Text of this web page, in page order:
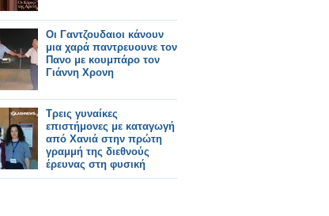
Οι Γαντζουδαιοι κάνουν
μια χαρά παντρευουνε τον
Πανο με κουμπάρο τον
Γιάννη Χρονη
Τρεις γυναίκες
επιστήμονες με καταγωγή
από Χανιά στην πρώτη
γραμμή της διεθνούς
έρευνας στη φυσική